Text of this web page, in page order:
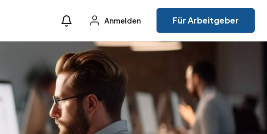
Anmelden Für Arbeitgeber